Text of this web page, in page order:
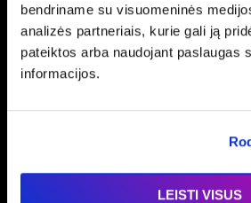
bendriname su visuomeninės
analizės partneriais, kurie gali ją
pateiktos arba naudojant paslaugas
informacijos.
LEISTI VISUS